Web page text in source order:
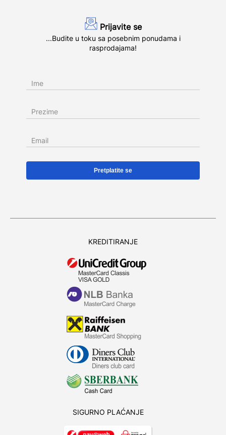
Prijavite se
...Budite u toku sa posebnim ponudama i
rasprodajama!
Ime
Prezime
Email
KREDITIRANJE
SIGURNO PLAĆANJE